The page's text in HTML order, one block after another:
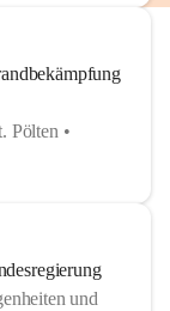
Pölten •
und